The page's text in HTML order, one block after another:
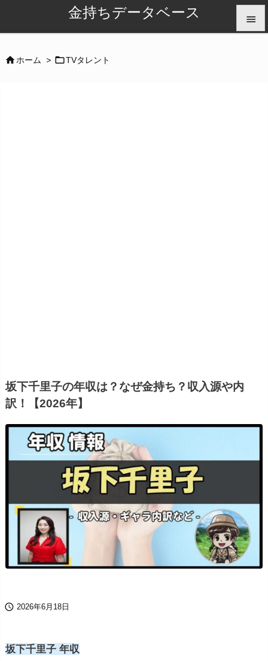
金持ちデータベース 
ホーム > TVタレント
坂下千里子の年収は？なぜ金持ち？収入源や内
訳！【2026年】
 2026年6月18日
坂下千里子 年収